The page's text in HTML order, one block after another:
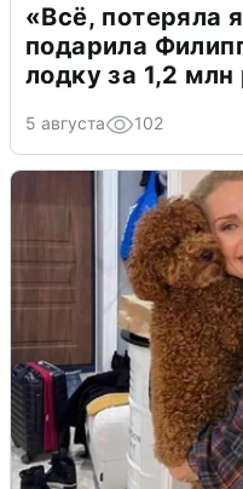
«Всё, потеряла
подарила
лодку за 1,2 млн
5 августа 102